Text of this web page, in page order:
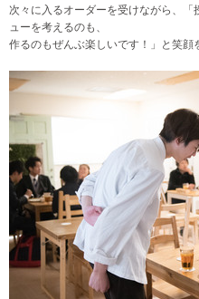
次々に入るオーダーを受けながら、
ューを考えるのも、
作るのもぜんぶ楽しいです！」と笑顔